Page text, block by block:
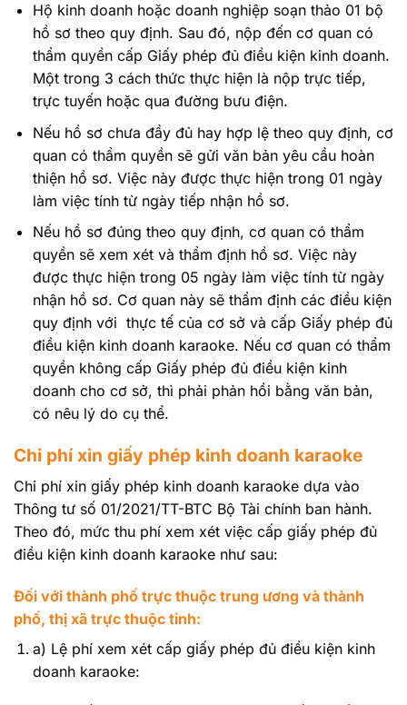
Hộ kinh doanh hoặc doanh nghiệp soạn thảo 01 bộ
hồ sơ theo quy định. Sau đó, nộp đến cơ quan có
thẩm quyền cấp Giấy phép đủ điều kiện kinh doanh.
Một trong 3 cách thức thực hiện là nộp trực tiếp,
trực tuyến hoặc qua đường bưu điện.
Nếu hồ sơ chưa đầy đủ hay hợp lệ theo quy định, cơ
quan có thẩm quyền sẽ gửi văn bản yêu cầu hoàn
thiện hồ sơ. Việc này được thực hiện trong 01 ngày
làm việc tính từ ngày tiếp nhận hồ sơ.
Nếu hồ sơ đúng theo quy định, cơ quan có thẩm
quyền sẽ xem xét và thẩm định hồ sơ. Việc này
được thực hiện trong 05 ngày làm việc tính từ ngày
nhận hồ sơ. Cơ quan này sẽ thẩm định các điều kiện
quy định với thực tế của cơ sở và cấp Giấy phép đủ
điều kiện kinh doanh karaoke. Nếu cơ quan có thẩm
quyền không cấp Giấy phép đủ điều kiện kinh
doanh cho cơ sở, thì phải phản hồi bằng văn bản,
có nêu lý do cụ thể.
Chi phí xin giấy phép kinh doanh karaoke
Chi phí xin giấy phép kinh doanh karaoke dựa vào
Thông tư số 01/2021/TT-BTC Bộ Tài chính ban hành.
Theo đó, mức thu phí xem xét việc cấp giấy phép đủ
điều kiện kinh doanh karaoke như sau:
Đối với thành phố trực thuộc trung ương và thành
phố, thị xã trực thuộc tỉnh:
a) Lệ phí xem xét cấp giấy phép đủ điều kiện kinh
doanh karaoke: